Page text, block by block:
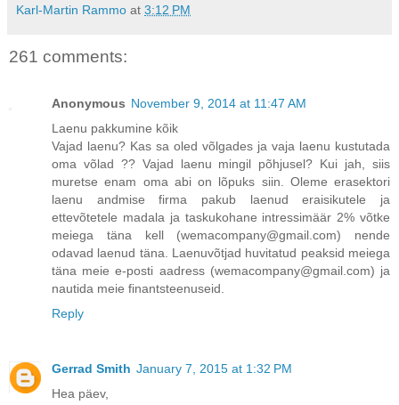
Karl-Martin Rammo at 3:12 PM
261 comments:
Anonymous November 9, 2014 at 11:47 AM
Laenu pakkumine kõik
Vajad laenu? Kas sa oled võlgades ja vaja laenu kustutada
oma võlad ?? Vajad laenu mingil põhjusel? Kui jah, siis
muretse enam oma abi on lõpuks siin. Oleme erasektori
laenu andmise firma pakub laenud eraisikutele ja
ettevõtetele madala ja taskukohane intressimäär 2% võtke
meiega täna kell (wemacompany@gmail.com) nende
odavad laenud täna. Laenuvõtjad huvitatud peaksid meiega
täna meie e-posti aadress (wemacompany@gmail.com) ja
nautida meie finantsteenuseid.
Reply
Gerrad Smith January 7, 2015 at 1:32 PM
Hea päev,